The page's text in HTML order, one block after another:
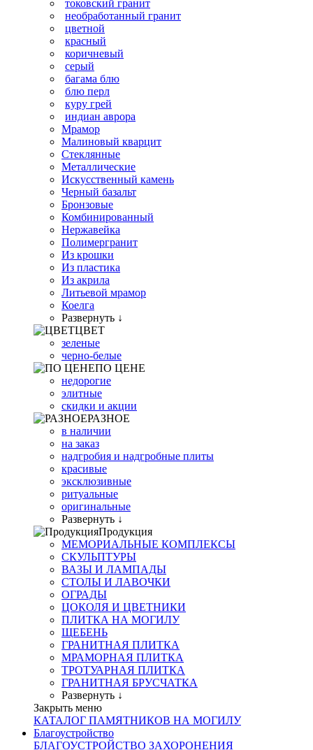
токовский гранит
необработанный гранит
цветной
красный
коричневый
серый
багама блю
блю перл
куру грей
индиан аврора
Мрамор
Малиновый кварцит
Стеклянные
Металлические
Искусственный камень
Черный базальт
Бронзовые
Комбинированный
Нержавейка
Полимергранит
Из крошки
Из пластика
Из акрила
Литьевой мрамор
Коелга
Развернуть ↓
ЦВЕТ
зеленые
черно-белые
ПО ЦЕНЕ
недорогие
элитные
скидки и акции
РАЗНОЕ
в наличии
на заказ
надгробия и надгробные плиты
красивые
эксклюзивные
ритуальные
оригинальные
Развернуть ↓
Продукция
МЕМОРИАЛЬНЫЕ КОМПЛЕКСЫ
СКУЛЬПТУРЫ
ВАЗЫ И ЛАМПАДЫ
СТОЛЫ И ЛАВОЧКИ
ОГРАДЫ
ЦОКОЛЯ И ЦВЕТНИКИ
ПЛИТКА НА МОГИЛУ
ЩЕБЕНЬ
ГРАНИТНАЯ ПЛИТКА
МРАМОРНАЯ ПЛИТКА
ТРОТУАРНАЯ ПЛИТКА
ГРАНИТНАЯ БРУСЧАТКА
Развернуть ↓
Закрыть меню
КАТАЛОГ ПАМЯТНИКОВ НА МОГИЛУ
Благоустройство
БЛАГОУСТРОЙСТВО ЗАХОРОНЕНИЯ